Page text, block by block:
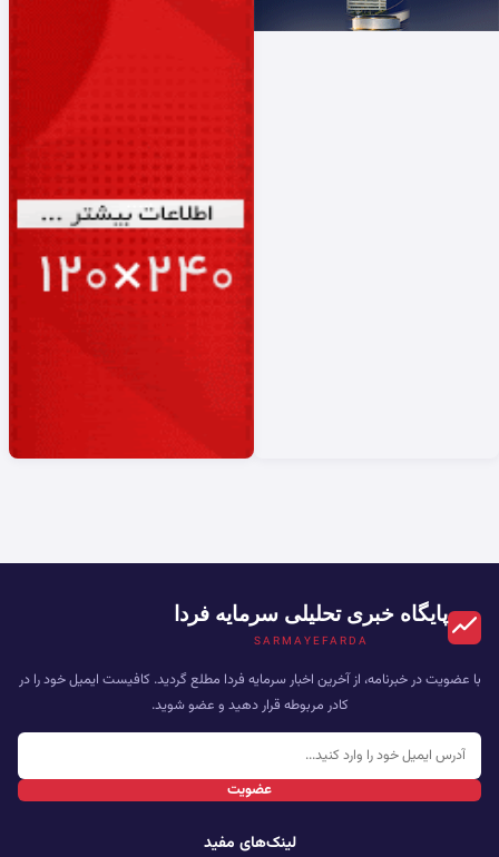
پایگاه خبری تحلیلی سرمایه فردا
SARMAYEFARDA
با عضویت در خبرنامه، از آخرین اخبار سرمایه فردا مطلع گردید. کافیست ایمیل خود را در
کادر مربوطه قرار دهید و عضو شوید.
عضویت
لینک‌های مفید